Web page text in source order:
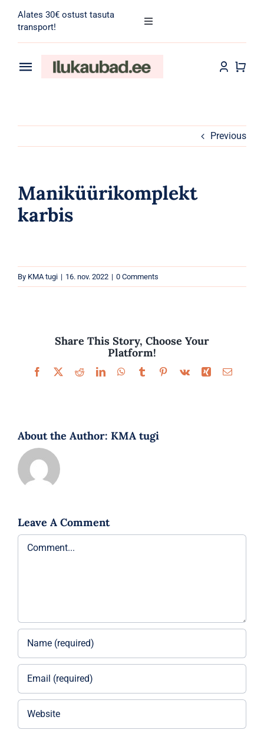
content
Alates 30€ ostust tasuta
transport!
Toggle
for:
Toggle
Meik
Parfüümid
Previous
Maniküürikomplekt
karbis
By KMA tugi | 16. nov. 2022 | 0 Comments
Share This Story, Choose Your
Platform!
Facebook
X RedditLinkedInWhatsApp
TumblrPinterest
Vk Xing Email
About the Author: KMA tugi
Leave A Comment
Comment